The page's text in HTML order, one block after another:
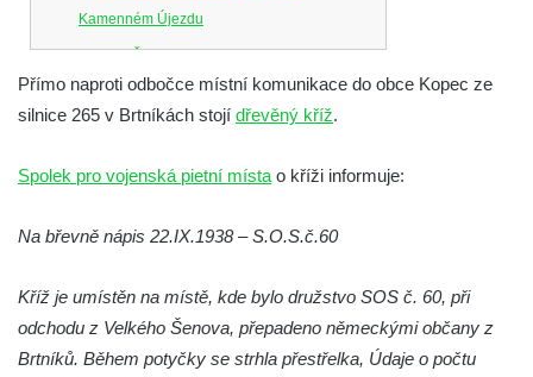
Kamenném Újezdu
Kenotaf Šimona Valhy na starém hřbitově v
Kamenném Újezdě
Kenotaf Václava B. Hájka na starém
Pomník obětem válek na Náměstí v
Velešíně
Kenotaf Josefa Jílka na hřbitově ve
Velešíně
Přímo naproti odbočce místní komunikace do obce Kopec ze
silnice 265 v Brtníkách stojí dřevěný kříž.
Spolek pro vojenská pietní místa o kříži informuje:
Na břevně nápis 22.IX.1938 – S.O.S.č.60
Kříž je umístěn na místě, kde bylo družstvo SOS č. 60, při
odchodu z Velkého Šenova, přepadeno německými občany z
Brtníků. Během potyčky se strhla přestřelka, Údaje o počtu